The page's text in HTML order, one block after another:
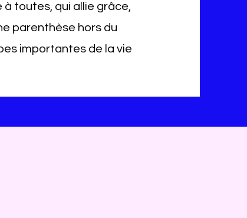
toutes, qui allie grâce,
parenthèse hors du
importantes de la vie